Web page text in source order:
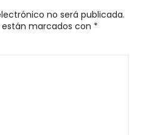
no será publicada.
marcados con *